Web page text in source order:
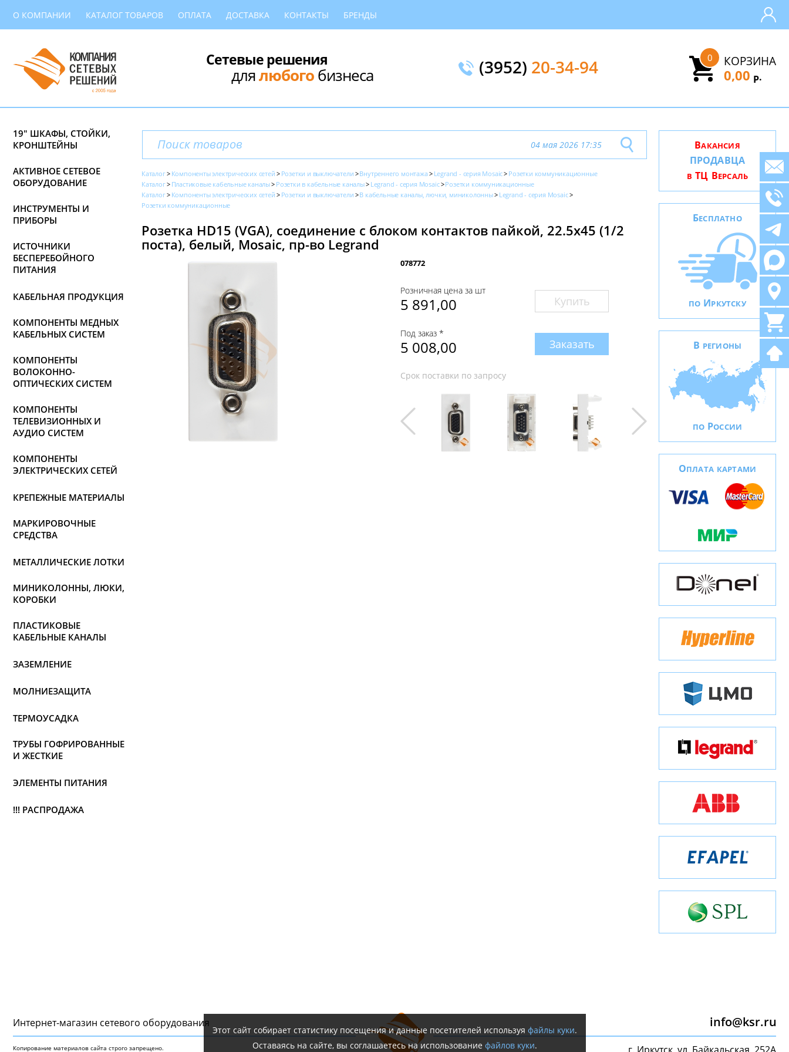
О КОМПАНИИ КАТАЛОГ ТОВАРОВ ОПЛАТА ДОСТАВКА КОНТАКТЫ БРЕНДЫ
Сетевые решения
длялюбогобизнеса (3952) 20-34-94 КОРЗИНА
0
0,00 Р.
19" ШКАФЫ, СТОЙКИ,
КРОНШТЕЙНЫ
АКТИВНОЕ СЕТЕВОЕ
ОБОРУДОВАНИЕ
ИНСТРУМЕНТЫ И
ПРИБОРЫ
ИСТОЧНИКИ
БЕСПЕРЕБОЙНОГО
ПИТАНИЯ
КАБЕЛЬНАЯ ПРОДУКЦИЯ
КОМПОНЕНТЫ МЕДНЫХ
КАБЕЛЬНЫХ СИСТЕМ
КОМПОНЕНТЫ
ВОЛОКОННО-
ОПТИЧЕСКИХ СИСТЕМ
КОМПОНЕНТЫ
ТЕЛЕВИЗИОННЫХ И
АУДИО СИСТЕМ
КОМПОНЕНТЫ
ЭЛЕКТРИЧЕСКИХ СЕТЕЙ
КРЕПЕЖНЫЕ МАТЕРИАЛЫ
МАРКИРОВОЧНЫЕ
СРЕДСТВА
МЕТАЛЛИЧЕСКИЕ ЛОТКИ
МИНИКОЛОННЫ, ЛЮКИ,
КОРОБКИ
ПЛАСТИКОВЫЕ
КАБЕЛЬНЫЕ КАНАЛЫ
ЗАЗЕМЛЕНИЕ
МОЛНИЕЗАЩИТА
ТЕРМОУСАДКА
ТРУБЫ ГОФРИРОВАННЫЕ
И ЖЕСТКИЕ
ЭЛЕМЕНТЫ ПИТАНИЯ
!!! РАСПРОДАЖА
04 мая 2026 17:35
Каталог Компоненты электрических сетей Розетки и выключатели Внутреннего монтажа Legrand - серия Mosaic
Розетки коммуникационные
Каталог
Пластиковые кабельные каналы Розетки в кабельные каналы Legrand - серия Mosaic
Розетки коммуникационные
Каталог
Компоненты электрических сетей Розетки и выключатели В кабельные каналы, лючки, миниколонны
Legrand - серия Mosaic
Розетки коммуникационные
Розетка HD15 (VGA), соединение с блоком контактов пайкой, 22.5x45 (1/2
поста), белый, Mosaic, пр-во Legrand
078772
Розничная цена за шт
5 891,00 Купить
Под заказ *
5 008,00 Заказать
Срок поставки по запросу
ВАКАНСИЯ
ПРОДАВЦА
В ТЦ ВЕРСАЛЬ
БЕСПЛАТНО
ПО ИРКУТСКУ
В РЕГИОНЫ
ПО РОССИИ
ОПЛАТА КАРТАМИ
Интернет-магазин сетeвого оборудования
Копирование материалов сайта строго запрещено.
info@ksr.ru
Этот сайт собирает статистику посещения и данные посетителей используя файлы куки.
Оставаясь на сайте, вы соглашаетесь на использование файлов куки.